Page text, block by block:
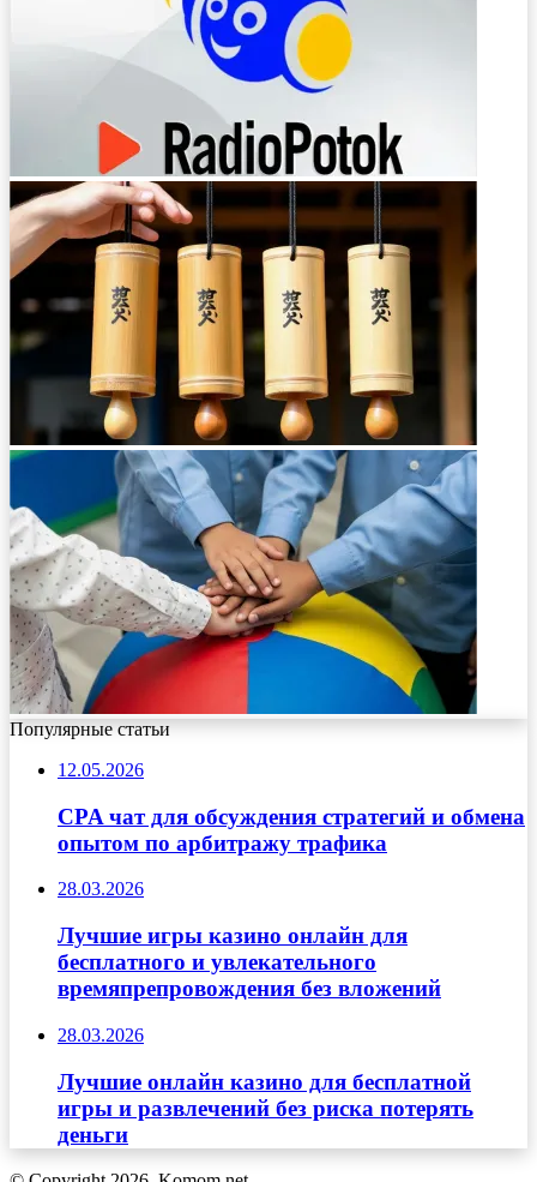
Популярные статьи
12.05.2026
CPA чат для обсуждения стратегий и обмена
опытом по арбитражу трафика
28.03.2026
Лучшие игры казино онлайн для
бесплатного и увлекательного
времяпрепровождения без вложений
28.03.2026
Лучшие онлайн казино для бесплатной
игры и развлечений без риска потерять
деньги